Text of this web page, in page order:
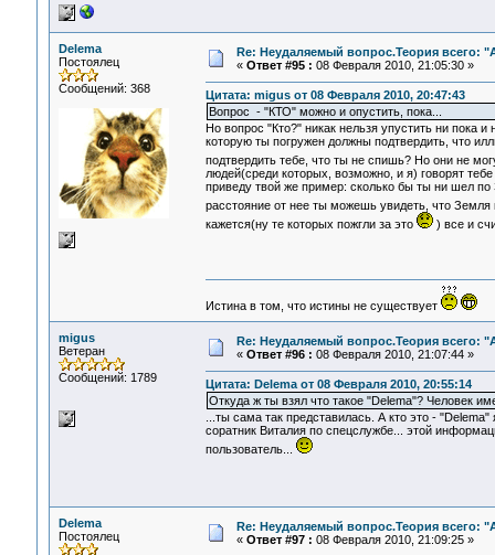
Delema
Постоялец
Сообщений: 368
Re: Неудаляемый вопрос.Теория всего:
« Ответ #95 : 08 Февраля 2010, 21:05:30 »
Цитата: migus от 08 Февраля 2010, 20:47:43
Вопрос - "КТО" можно и опустить, пока...
Но вопрос "Кто?" никак нельзя упустить ни пока
которую ты погружен должны подтвердить, что
подтвердить тебе, что ты не спишь? Но они не
людей(среди которых, возможно, и я) говорят
приведу твой же пример: сколько бы ты ни шел
расстояние от нее ты можешь увидеть, что Земля
кажется(ну те которых пожгли за это
) все и
Истина в том, что истины не существует
migus
Ветеран
Сообщений: 1789
Re: Неудаляемый вопрос.Теория всего:
« Ответ #96 : 08 Февраля 2010, 21:07:44 »
Цитата: Delema от 08 Февраля 2010, 20:55:14
Откуда ж ты взял что такое "Delema"? Человек
...ты сама так представилась. А кто это -
соратник Виталия по спецслужбе... этой
пользователь...
Delema
Постоялец
Re: Неудаляемый вопрос.Теория всего:
« Ответ #97 : 08 Февраля 2010, 21:09:25 »